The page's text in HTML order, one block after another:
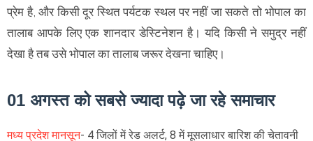
प्रेम है, और किसी दूर स्थित पर्यटक स्थल पर नहीं जा सकते तो भोपाल का
तालाब आपके लिए एक शानदार डेस्टिनेशन है। यदि किसी ने समुद्र नहीं
देखा है तब उसे भोपाल का तालाब जरूर देखना चाहिए।
01 अगस्त को सबसे ज्यादा पढ़े जा रहे समाचार
मध्य प्रदेश मानसून- 4 जिलों में रेड अलर्ट, 8 में मूसलाधार बारिश की चेतावनी